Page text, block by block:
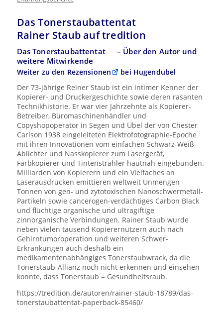
Das Tonerstaubattentat
Rainer Staub auf tredition
Das Tonerstaubattentat
– Über den Autor und
weitere Mitwirkende
Weiter zu den Rezensionen
bei Hugendubel
Der 73-jährige Reiner Staub ist ein intimer Kenner der
Kopierer- und Druckergeschichte sowie deren rasanten
Technikhistorie. Er war vier Jahrzehnte als Kopierer-
Betreiber, Büromaschinenhändler und
Copyshopoperator in Segen und Übel der von Chester
Carlson 1938 eingeleiteten Elektrofotographie-Epoche
mit ihren Innovationen vom einfachen Schwarz-Weiß-
Ablichter und Nasskopierer zum Lasergerät,
Farbkopierer und Tintenstrahler hautnah eingebunden.
Milliarden von Kopierern und ein Vielfaches an
Laserausdrucken emittieren weltweit Unmengen
Tonnen von gen- und zytotoxischen Nanoschwermetall-
Partikeln sowie cancerogen-verdächtiges Carbon Black
und flüchtige organische und ultragiftige
zinnorganische Verbindungen. Rainer Staub wurde
neben vielen tausend Kopierernutzern auch nach
Gehirntumoroperation und weiteren Schwer-
Erkrankungen auch deshalb ein
medikamentenabhängiges Tonerstaubwrack, da die
Tonerstaub-Allianz noch nicht erkennen und einsehen
konnte, dass Tonerstaub = Gesundheitsraub.
https://tredition.de/autoren/rainer-staub-18789/das-
tonerstaubattentat-paperback-85460/